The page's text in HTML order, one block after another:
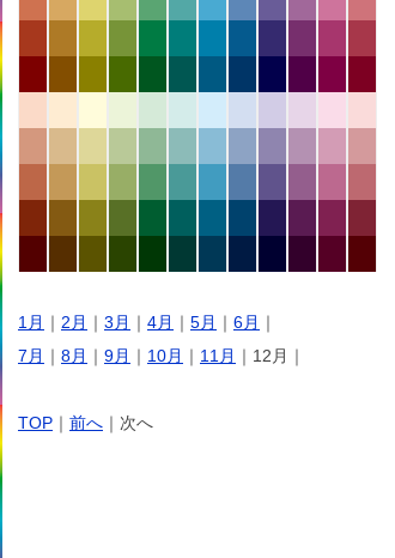
1月 ｜ 2月 ｜ 3月 ｜ 4月 ｜ 5月 ｜ 6月 ｜
7月 ｜ 8月 ｜ 9月 ｜ 10月 ｜ 11月 ｜12月｜
TOP ｜ 前へ ｜次へ